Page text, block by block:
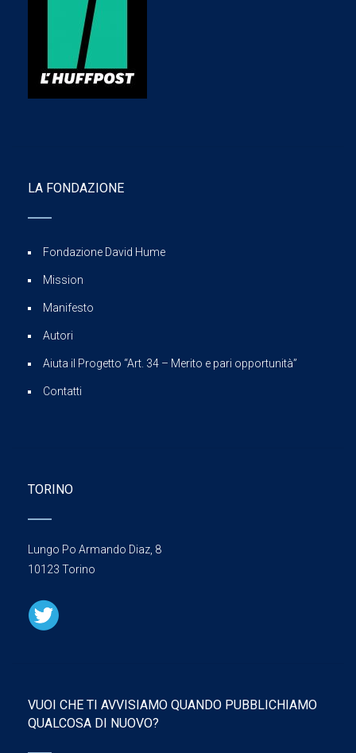
LA FONDAZIONE
Fondazione David Hume
Mission
Manifesto
Autori
Aiuta il Progetto “Art. 34 – Merito e pari opportunità”
Contatti
TORINO
Lungo Po Armando Diaz, 8
10123 Torino
VUOI CHE TI AVVISIAMO QUANDO PUBBLICHIAMO
QUALCOSA DI NUOVO?